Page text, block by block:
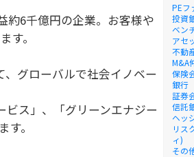
約6千億円の企業。お客様や
す。
、グローバルで社会イノベー
ス」、「グリーンエナジー
。
PEフ
投資
ベン
アセ
不動
M&A
保険
銀行
証券
信託
ヘッ
リス
ィ)
その